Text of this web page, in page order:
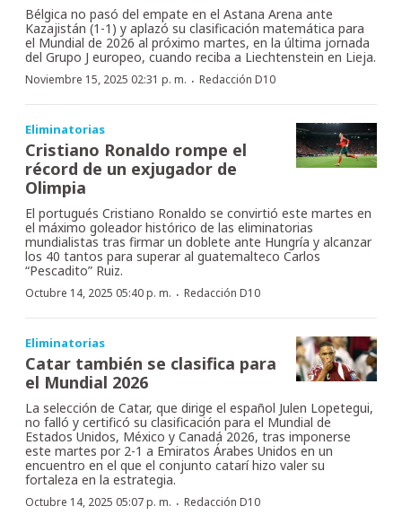
Bélgica no pasó del empate en el Astana Arena ante
Kazajistán (1-1) y aplazó su clasificación matemática para
el Mundial de 2026 al próximo martes, en la última jornada
del Grupo J europeo, cuando reciba a Liechtenstein en Lieja.
Noviembre 15, 2025 02:31 p. m. · Redacción D10
Eliminatorias
Cristiano Ronaldo rompe el
récord de un exjugador de
Olimpia
El portugués Cristiano Ronaldo se convirtió este martes en
el máximo goleador histórico de las eliminatorias
mundialistas tras firmar un doblete ante Hungría y alcanzar
los 40 tantos para superar al guatemalteco Carlos
“Pescadito” Ruiz.
Octubre 14, 2025 05:40 p. m. · Redacción D10
Eliminatorias
Catar también se clasifica para
el Mundial 2026
La selección de Catar, que dirige el español Julen Lopetegui,
no falló y certificó su clasificación para el Mundial de
Estados Unidos, México y Canadá 2026, tras imponerse
este martes por 2-1 a Emiratos Árabes Unidos en un
encuentro en el que el conjunto catarí hizo valer su
fortaleza en la estrategia.
Octubre 14, 2025 05:07 p. m. · Redacción D10